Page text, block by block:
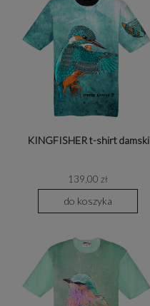
KINGFISHER t-shirt damski
139,00 zł
do koszyka